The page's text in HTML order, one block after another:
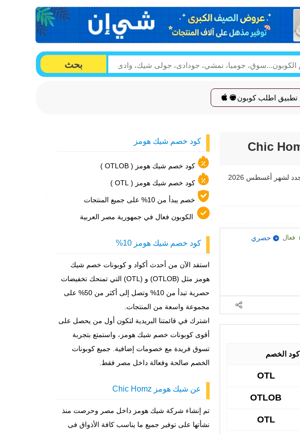
بحث
تطبيق اطلب كوبون
فعال حصري
كود الخصم
OTL
OTLOB
OTL
كود خصم شيك هومز
كود خصم شيك هومز ( OTLOB )
كود خصم شيك هومز ( OTL )
خصم يبدأ من 10% على جميع المنتجات
الكوبون فعال في جمهورية مصر العربية
كود خصم شيك هومز 10%
استفد الآن من أحدث أكواد و كوبونات خصم شيك
هومز مثل (OTLOB) و (OTL) التي تمنحك تخفيضات
حصرية تبدأ من 10% وتصل إلى أكثر من 50% على
مجموعة واسعة من المنتجات.
اشترك في قائمتنا البريدية لتكون أول من يحصل على
أقوى كوبونات خصم شيك هومز، واستمتع بتجربة
تسوق فريدة مع خصومات إضافية. جميع كوبونات
الخصم صالحة وفعالة داخل مصر فقط.
عن شيك هومز Chic Homz
تم إنشاء شركة شيك هومز داخل مصر وحرصت منذ
نشأتها على توفير جميع ما يناسب كافة الأذواق فى